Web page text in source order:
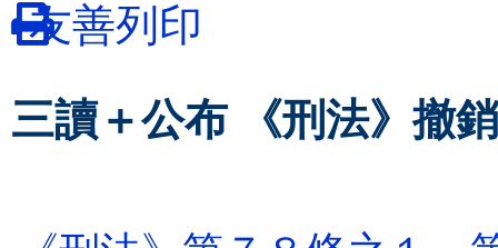
友善列印
三讀＋公布 《刑法》撤